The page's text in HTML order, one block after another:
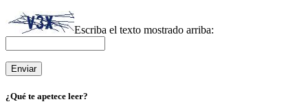
Escriba el texto mostrado arriba:
¿Qué te apetece leer?